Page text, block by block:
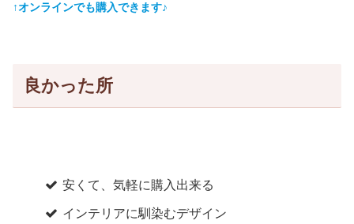
↑オンラインでも購入できます♪
良かった所
安くて、気軽に購入出来る
インテリアに馴染むデザイン